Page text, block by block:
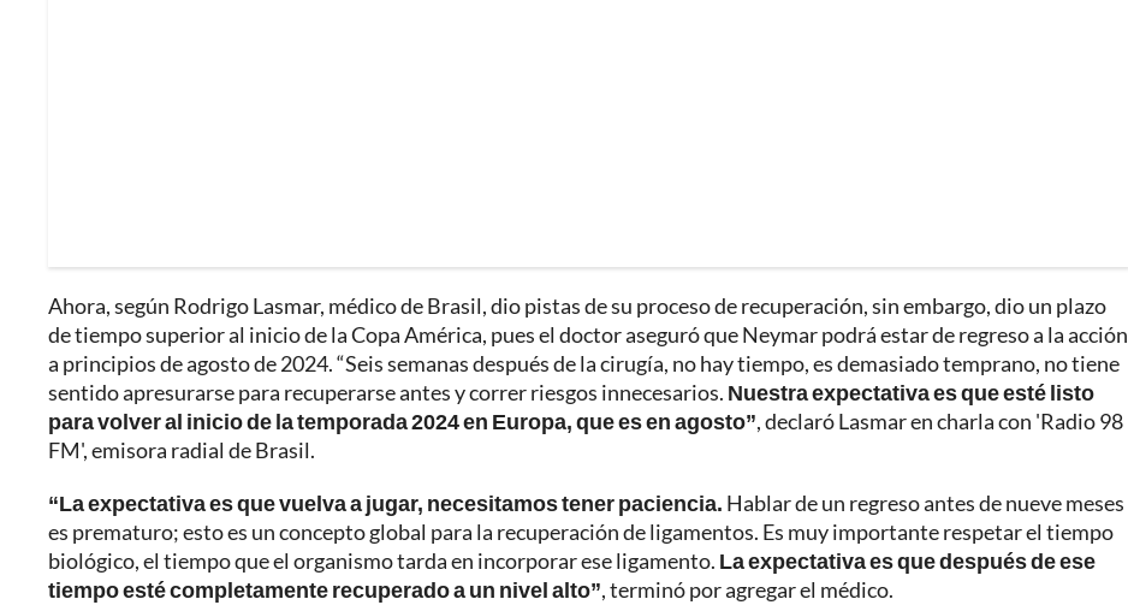
Ahora, según Rodrigo Lasmar, médico de Brasil, dio pistas de su proceso de recuperación, sin embargo, dio un plazo
de tiempo superior al inicio de la Copa América, pues el doctor aseguró que Neymar podrá estar de regreso a la acción
a principios de agosto de 2024. “Seis semanas después de la cirugía, no hay tiempo, es demasiado temprano, no tiene
sentido apresurarse para recuperarse antes y correr riesgos innecesarios. Nuestra expectativa es que esté listo
para volver al inicio de la temporada 2024 en Europa, que es en agosto”, declaró Lasmar en charla con 'Radio 98
FM', emisora radial de Brasil.
“La expectativa es que vuelva a jugar, necesitamos tener paciencia. Hablar de un regreso antes de nueve meses
es prematuro; esto es un concepto global para la recuperación de ligamentos. Es muy importante respetar el tiempo
biológico, el tiempo que el organismo tarda en incorporar ese ligamento. La expectativa es que después de ese
tiempo esté completamente recuperado a un nivel alto”, terminó por agregar el médico.